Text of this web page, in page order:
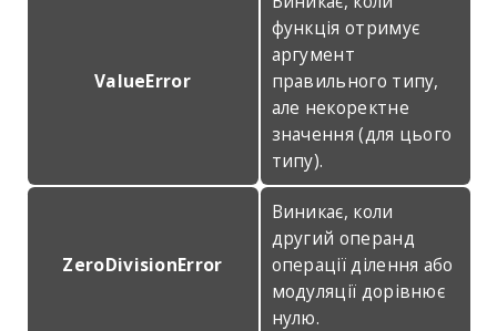
ValueError
функція отримує
аргумент
правильного типу,
але некоректне
значення (для цього
типу).
ZeroDivisionError
Виникає, коли
другий операнд
операції ділення або
модуляції дорівнює
нулю.